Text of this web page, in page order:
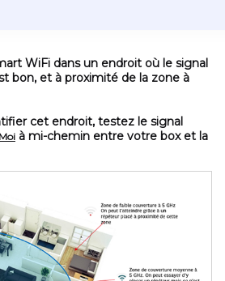
WiFi dans un endroit où le signal
bon, et à proximité de la zone à
cet endroit, testez le signal
à mi-chemin entre votre box et la